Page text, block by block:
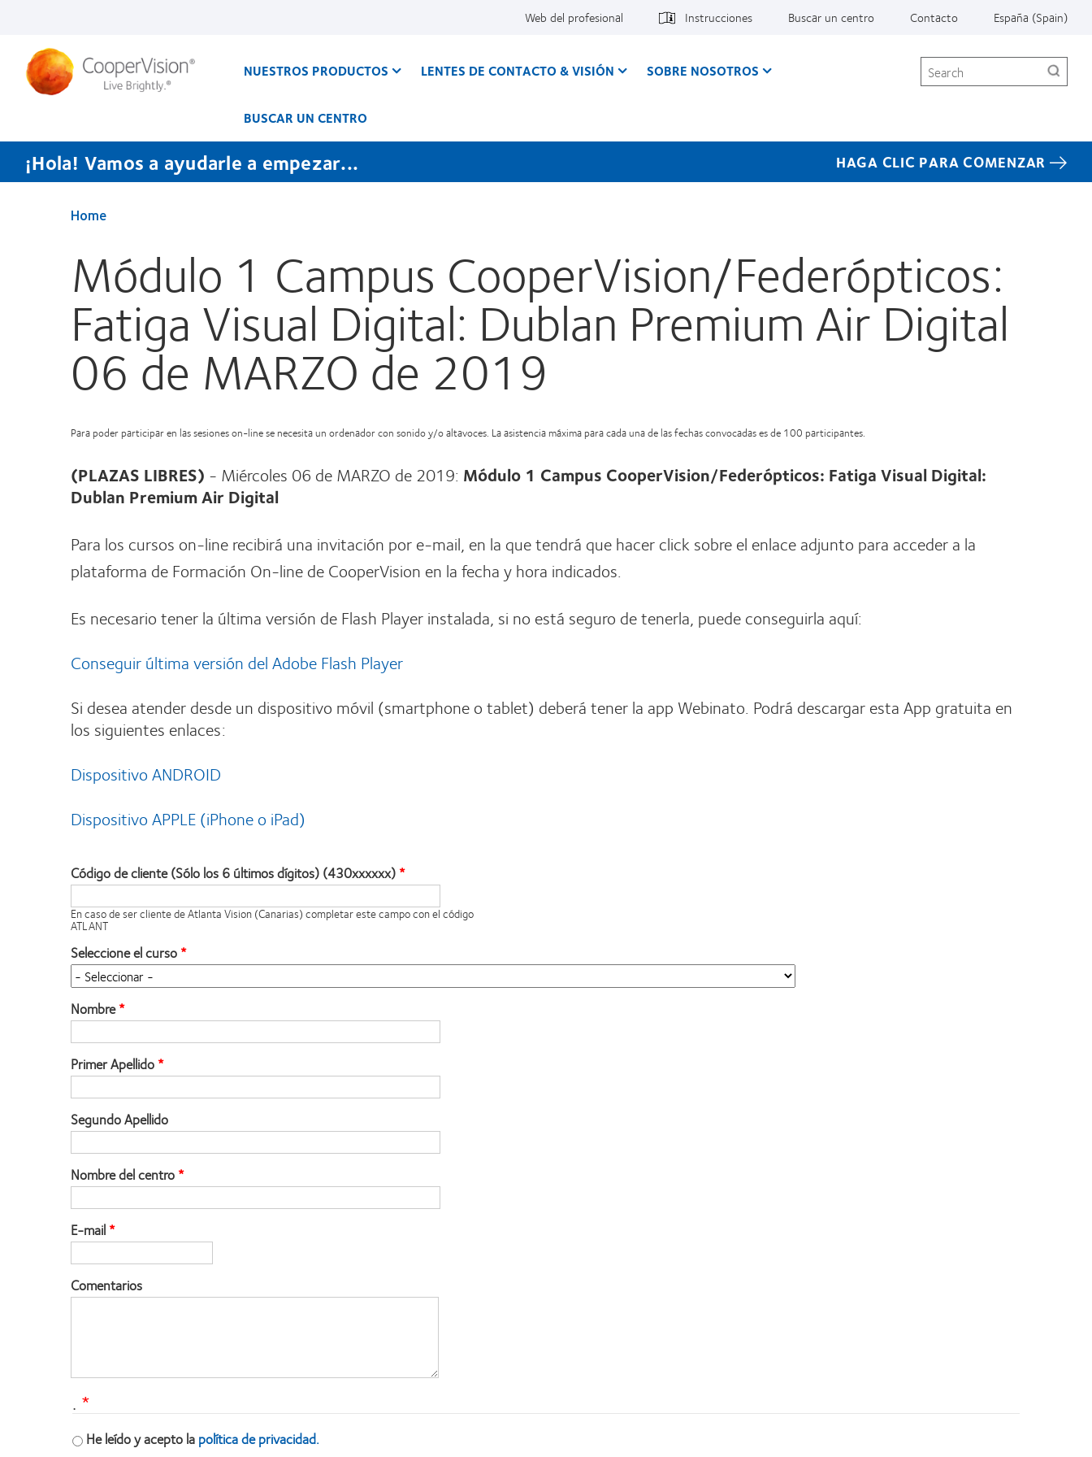
principal
Web del profesional Instrucciones Buscar un centro Contacto España (Spain)
NUESTROS PRODUCTOS LENTES DE CONTACTO & VISIÓN SOBRE NOSOTROS
BUSCAR UN CENTRO
Search
¡Hola! Vamos a ayudarle a empezar... HAGA CLIC PARA COMENZAR
Home
Módulo 1 Campus CooperVision/Federópticos:
Fatiga Visual Digital: Dublan Premium Air Digital
06 de MARZO de 2019
Para poder participar en las sesiones on-line se necesita un ordenador con sonido y/o altavoces. La asistencia máxima para cada una de las fechas convocadas es de 100 participantes.
(PLAZAS LIBRES) - Miércoles 06 de MARZO de 2019: Módulo 1 Campus CooperVision/Federópticos: Fatiga Visual Digital:
Dublan Premium Air Digital
Para los cursos on-line recibirá una invitación por e-mail, en la que tendrá que hacer click sobre el enlace adjunto para acceder a la
plataforma de Formación On-line de CooperVision en la fecha y hora indicados.
Es necesario tener la última versión de Flash Player instalada, si no está seguro de tenerla, puede conseguirla aquí:
Conseguir última versión del Adobe Flash Player
Si desea atender desde un dispositivo móvil (smartphone o tablet) deberá tener la app Webinato. Podrá descargar esta App gratuita en
los siguientes enlaces:
Dispositivo ANDROID
Dispositivo APPLE (iPhone o iPad)
Código de cliente (Sólo los 6 últimos dígitos) (430xxxxxx)
En caso de ser cliente de Atlanta Vision (Canarias) completar este campo con el código
ATLANT
Seleccione el curso
Nombre
Primer Apellido
Segundo Apellido
Nombre del centro
E-mail
Comentarios
.
He leído y acepto lapolítica de privacidad.